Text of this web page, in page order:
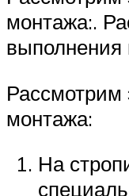
монтажа:.
выполнения
Рассмотрим
монтажа:
На